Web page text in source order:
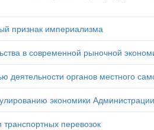
признак империализма
в современной рыночной
органов местного
экономики
перевозок